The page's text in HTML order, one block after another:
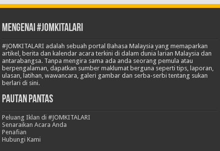
Mengenai #JOMKITALARI
#JOMKITALARI adalah sebuah portal Bahasa Malaysia yang memaparkan
artikel, berita dan kalendar acara terkini di dalam dunia larian Malaysia dan
antarabangsa. Tanpa mengira sama ada anda seorang pemula atau
berpengalaman, dapatkan sumber maklumat berguna seperti tips, laporan,
ulasan, latihan, wawancara, galeri gambar dan serba-serbi tentang sukan
berlari di sini.
Pautan Pantas
Peluang Iklan di #JOMKITALARI
Senaraikan Acara Anda
Penafian
Hubungi Kami